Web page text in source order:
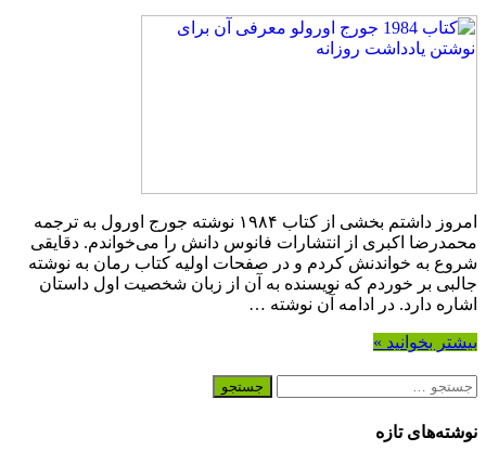
امروز داشتم بخشی از کتاب ۱۹۸۴ نوشته جورج اورول به ترجمه
محمدرضا اکبری از انتشارات فانوس دانش را می‌خواندم. دقایقی
شروع به خواندنش کردم و در صفحات اولیه کتاب رمان به نوشته
جالبی بر خوردم که نویسنده به آن از زبان شخصیت اول داستان
اشاره دارد. در ادامه آن نوشته …
بیشتر بخوانید »
جستجو
نوشته‌های تازه